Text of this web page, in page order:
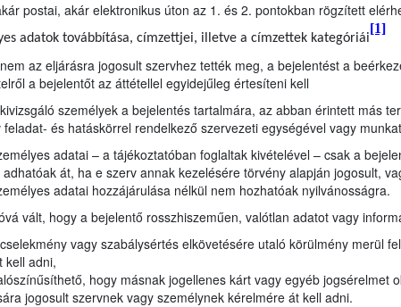
postai, akár elektronikus úton az 1. és 2. pontokban rögzített
adatok továbbítása, címzettjei, illetve a címzettek kategóriái
[1]
az eljárásra jogosult szervhez tették meg, a bejelentést a
a bejelentőt az áttétellel egyidejűleg értesíteni kell
személyek a bejelentés tartalmára, az abban érintett más
és hatáskörrel rendelkező szervezeti egységével vagy
adatai – a tájékoztatóban foglaltak kivételével – csak a
át, ha e szerv annak kezelésére törvény alapján jogosult,
adatai hozzájárulása nélkül nem hozhatóak nyilvánosságra.
vált, hogy a bejelentő rosszhiszeműen, valótlan adatot vagy
vagy szabálysértés elkövetésére utaló körülmény merül
kell adni,
hogy másnak jogellenes kárt vagy egyéb jogsérelmet
jogosult szervnek vagy személynek kérelmére át kell adni.